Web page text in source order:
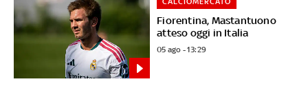
Fiorentina, Mastantuono
atteso oggi in Italia
05 ago - 13:29